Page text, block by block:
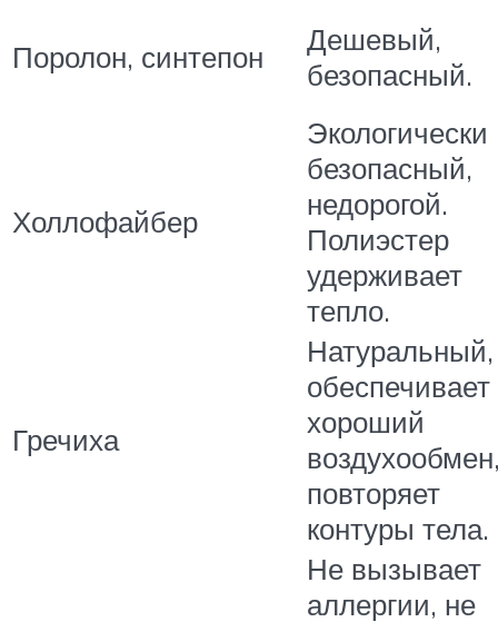
Поролон, синтепон
Дешевый,
безопасный.
Холлофайбер
Экологически
безопасный,
недорогой.
Полиэстер
удерживает
тепло.
Гречиха
Натуральный,
обеспечивает
хороший
повторяет
контуры тела.
Не вызывает
аллергии, не